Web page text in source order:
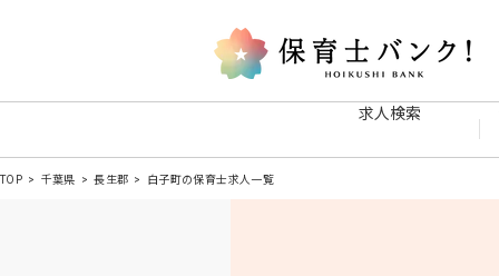
求人検索
TOP 千葉県 長生郡 白子町の保育士求人一覧